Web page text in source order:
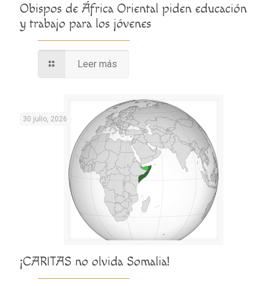
Obispos de África Oriental piden educación
y trabajo para los jóvenes
Leer más
30 julio, 2026
¡CARITAS no olvida Somalia!